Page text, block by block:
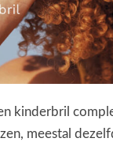
kinderbril
meestal